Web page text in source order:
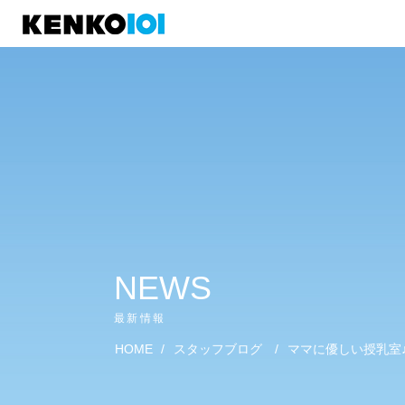
NEWS
最新情報
HOME / スタッフブログ / ママに優しい授乳室